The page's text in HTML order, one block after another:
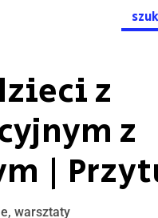
for:
z
z
|
, warsztaty